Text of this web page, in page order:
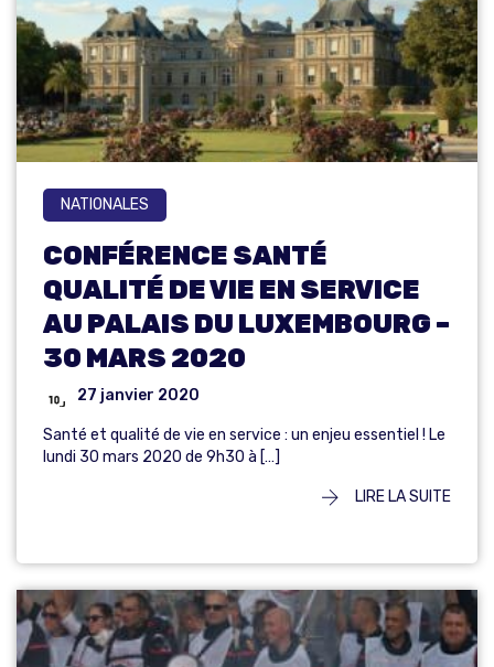
NATIONALES
CONFÉRENCE SANTÉ
QUALITÉ DE VIE EN SERVICE
AU PALAIS DU LUXEMBOURG –
30 MARS 2020
27 janvier 2020
Santé et qualité de vie en service : un enjeu essentiel ! Le
lundi 30 mars 2020 de 9h30 à […]
LIRE LA SUITE